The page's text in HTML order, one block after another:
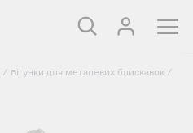
/ Бігунки для металевих блискавок /